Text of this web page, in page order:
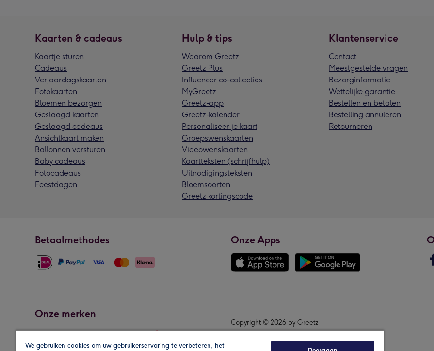
Kaarten & cadeaus
Kaartje sturen
Cadeaus
Verjaardagskaarten
Fotokaarten
Bloemen bezorgen
Geslaagd kaarten
Geslaagd cadeaus
Ansichtkaart maken
Ballonnen versturen
Baby cadeaus
Fotocadeaus
Feestdagen
Hulp & tips
Waarom Greetz
Greetz Plus
Influencer co-collecties
MyGreetz
Greetz-app
Greetz-kalender
Personaliseer je kaart
Groepswenskaarten
Videowenskaarten
Kaartteksten (schrijfhulp)
Uitnodigingsteksten
Bloemsoorten
Greetz kortingscode
Klantenservice
Contact
Meestgestelde vragen
Bezorginformatie
Wettelijke garantie
Bestellen en betalen
Bestelling annuleren
Retourneren
Betaalmethodes Onze Apps
Onze merken
Copyright © 2026 by Greetz
We gebruiken cookies om uw gebruikerservaring te verbeteren, het